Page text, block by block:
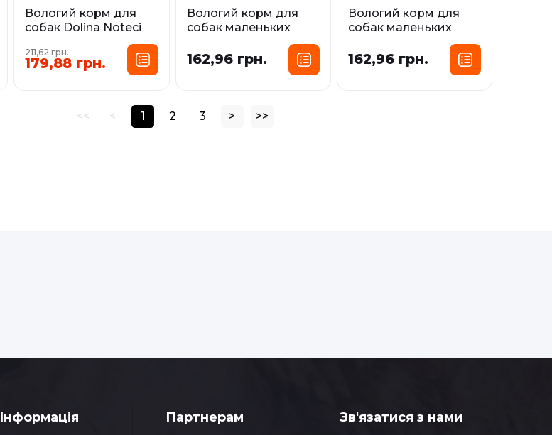
Вологий корм для
собак Dolina Noteci
Premium з тріскою та
броколі
211,62 грн.
179,88 грн.
Вологий корм для
собак маленьких
порід Dolina Noteci
Premium з кроликом,
квасолею та
162,96 грн.
Вологий корм для
собак маленьких
порід Dolina Noteci
Premium з фазаном,
гарбузом та
162,96 грн.
<< < 1 2 3 > >>
Інформація Партнерам Зв'язатися з нами